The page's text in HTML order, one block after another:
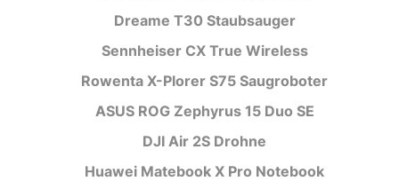
Dreame T30 Staubsauger
Sennheiser CX True Wireless
Rowenta X-Plorer S75 Saugroboter
ASUS ROG Zephyrus 15 Duo SE
DJI Air 2S Drohne
Huawei Matebook X Pro Notebook